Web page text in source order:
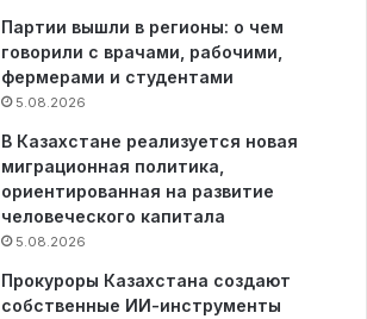
Партии вышли в регионы: о чем
говорили с врачами, рабочими,
фермерами и студентами
5.08.2026
В Казахстане реализуется новая
миграционная политика,
ориентированная на развитие
человеческого капитала
5.08.2026
Прокуроры Казахстана создают
собственные ИИ-инструменты